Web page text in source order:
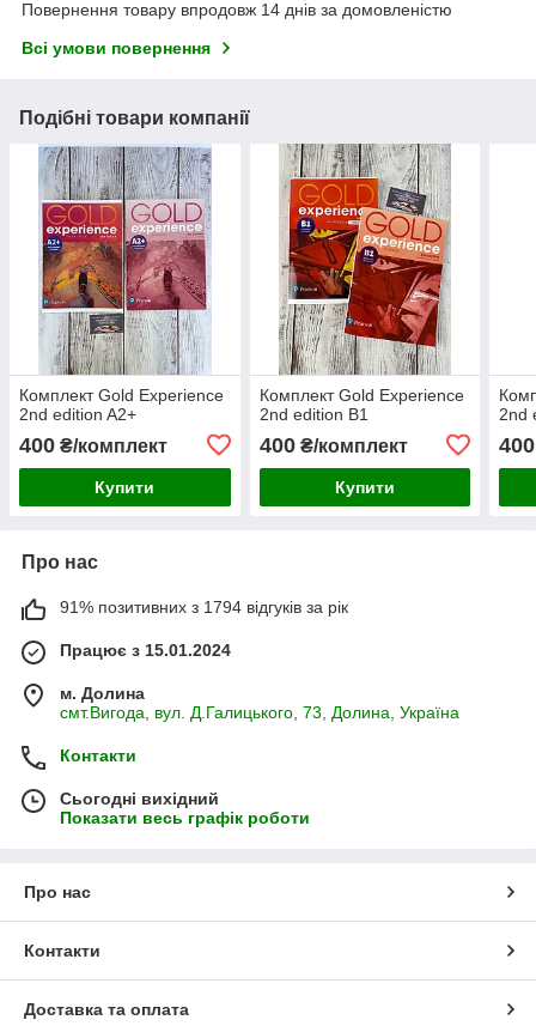
Повернення товару впродовж 14 днів за домовленістю
Всі умови повернення
Подібні товари компанії
Комплект Gold Experience
2nd edition A2+
400 ₴/комплект
Купити
Комплект Gold Experience
2nd edition B1
400₴/комплект
Купити
2nd
400
Про нас
91% позитивних з 1794 відгуків за рік
Працює з 15.01.2024
м. Долина
смт.Вигода, вул. Д.Галицького, 73, Долина, Україна
Контакти
Сьогодні вихідний
Показати весь графік роботи
Про нас
Контакти
Доставка та оплата